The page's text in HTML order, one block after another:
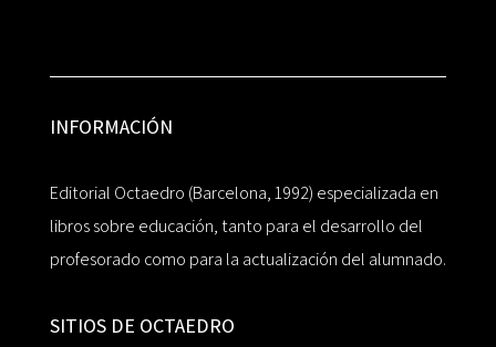
INFORMACIÓN
Editorial Octaedro (Barcelona, 1992) especializada en
libros sobre educación, tanto para el desarrollo del
profesorado como para la actualización del alumnado.
SITIOS DE OCTAEDRO